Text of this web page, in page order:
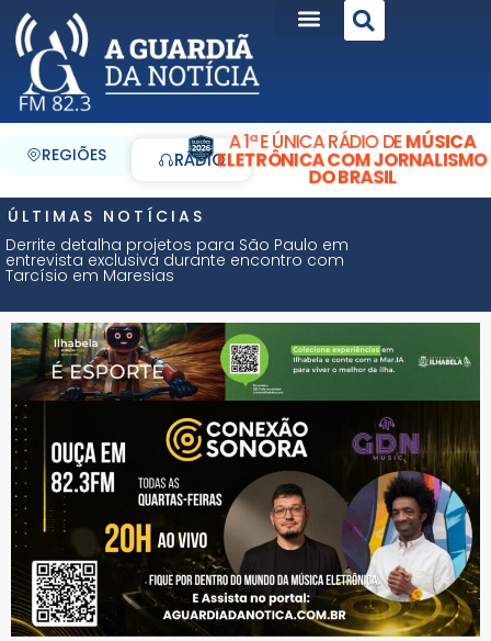
REGIÕES RÁDIO
A 1ª E ÚNICA RÁDIO DEMÚSICA
ELETRÔNICA COM JORNALISMO
DO BRASIL
ÚLTIMAS NOTÍCIAS
Derrite detalha projetos para São Paulo em
entrevista exclusiva durante encontro com
Tarcísio em Maresias